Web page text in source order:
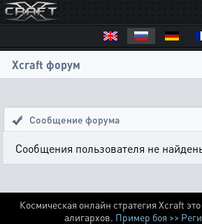
Xcraft форум
Сообщение форума
Сообщения пользователя не
Космическая онлайн стратегия Xcraft
алигархов. Пример боя >>